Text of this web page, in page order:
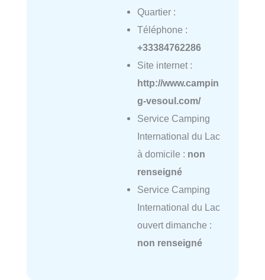
Quartier :
Téléphone :
+33384762286
Site internet :
http://www.campin
g-vesoul.com/
Service Camping
International du Lac
à domicile : non
renseigné
Service Camping
International du Lac
ouvert dimanche :
non renseigné